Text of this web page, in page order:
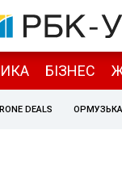
БІЗНЕС
DEALS